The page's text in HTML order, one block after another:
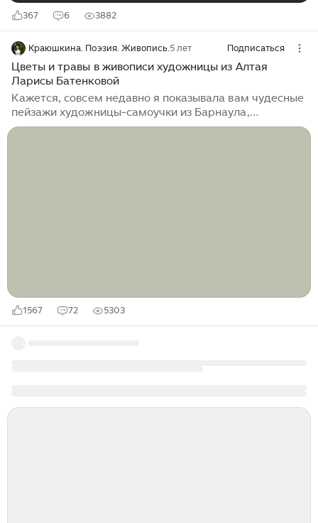
367 6 3882
Краюшкина. Поэзия. Живопись. 5 лет Подписаться
Цветы и травы в живописи художницы из Алтая
Ларисы Батенковой
Кажется, совсем недавно я показывала вам чудесные
пейзажи художницы-самоучки из Барнаула,
полюбившиеся многим моим читателям («И
1567 72 5303